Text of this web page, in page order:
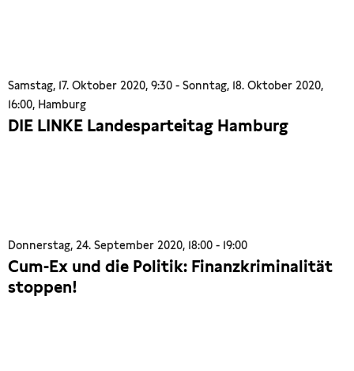
Samstag, 17. Oktober 2020, 9:30 - Sonntag, 18. Oktober 2020,
16:00, Hamburg
DIE LINKE Landesparteitag Hamburg
Donnerstag, 24. September 2020, 18:00 - 19:00
Cum-Ex und die Politik: Finanzkriminalität
stoppen!